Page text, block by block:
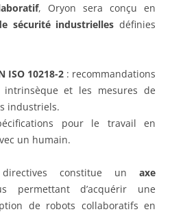
, Oryon sera conçu en
sécurité industrielles définies
ISO 10218-2 : recommandations
et les mesures de
industriels.
pour le travail en
un humain.
constitue un axe
permettant d’acquérir une
de robots collaboratifs en